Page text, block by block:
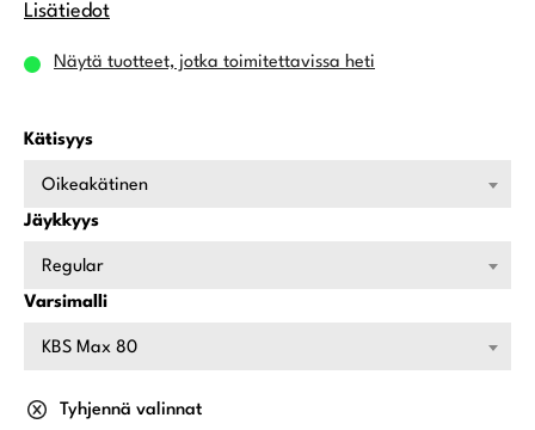
Lisätiedot
Näytä tuotteet, jotka toimitettavissa heti
Kätisyys
Oikeakätinen
Jäykkyys
Regular
Varsimalli
KBS Max 80
Tyhjennä valinnat